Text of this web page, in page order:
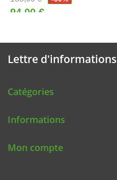
94,00 €
Lettre d'informations
Catégories
Informations
Mon compte